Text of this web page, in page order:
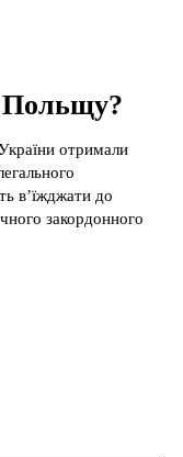
Польщу?
отримали
в’їжджати до
закордонного